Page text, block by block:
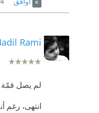
Rami
لم يصل قمّة
انتهى، رغم